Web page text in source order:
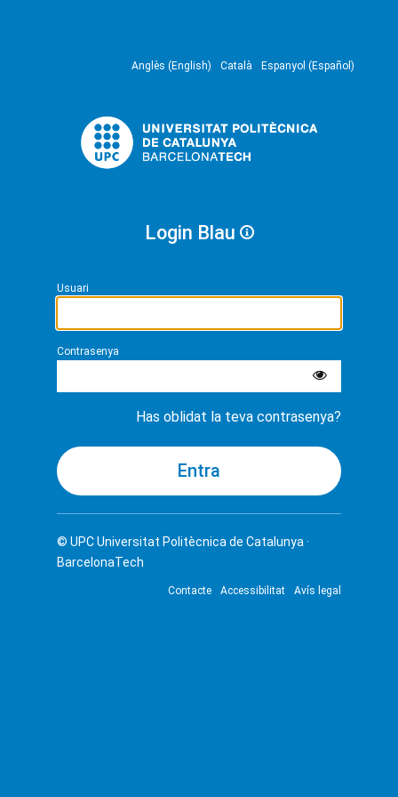
Anglès (English) Català Espanyol (Español)
Login Blau
Usuari
Contrasenya
Has oblidat la teva contrasenya?
© UPCUniversitat Politècnica de Catalunya ·
BarcelonaTech
Contacte Accessibilitat Avís legal